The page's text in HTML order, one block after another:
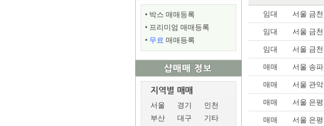
• 박스 매매등록
• 프리미엄 매매등록
• 무료 매매등록
서울 경기
인천
부산
대구
기타
임대 서울 금천
임대 서울 금천
임대 서울 금천
매매 서울 송파
매매 서울 관악
매매 서울 은평
매매 서울 은평